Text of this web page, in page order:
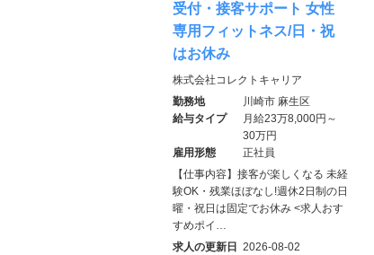
受付・接客サポート 女性
専用フィットネス/日・祝
はお休み
株式会社コレクトキャリア
勤務地
川崎市 麻生区
給与タイプ
月給23万8,000円～
30万円
雇用形態
正社員
【仕事内容】接客が楽しくなる 未経
験OK・残業ほぼなし!週休2日制の日
曜・祝日は固定でお休み <求人おす
すめポイ…
求人の更新日
2026-08-02